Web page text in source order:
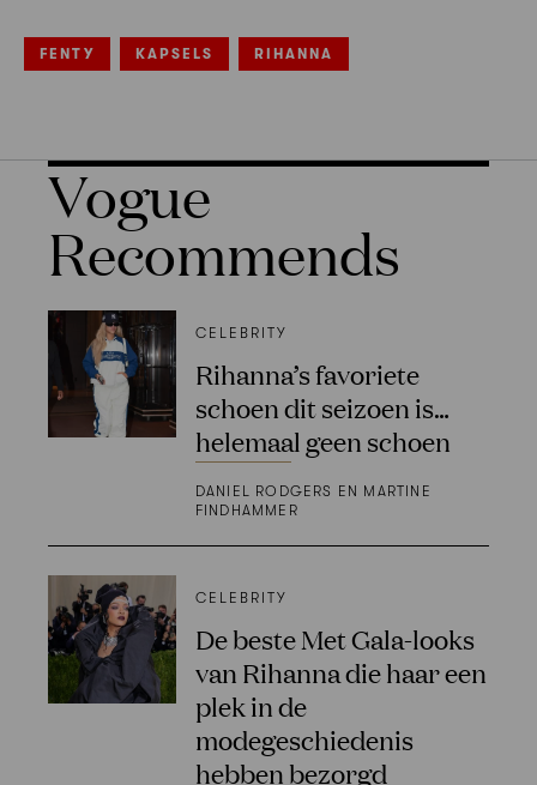
FENTY KAPSELS RIHANNA
Vogue
Recommends
CELEBRITY
Rihanna’s favoriete
schoen dit seizoen is…
helemaal geen schoen
DANIEL RODGERS EN MARTINE
FINDHAMMER
CELEBRITY
De beste Met Gala-looks
van Rihanna die haar een
plek in de
modegeschiedenis
hebben bezorgd